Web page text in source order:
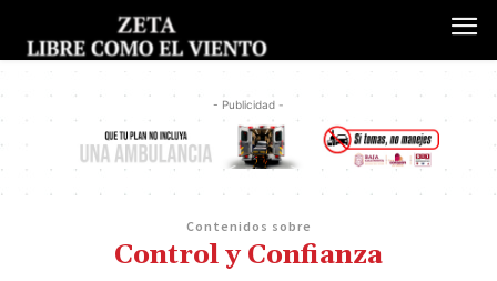
- Publicidad -
Contenidos sobre
Control y Confianza